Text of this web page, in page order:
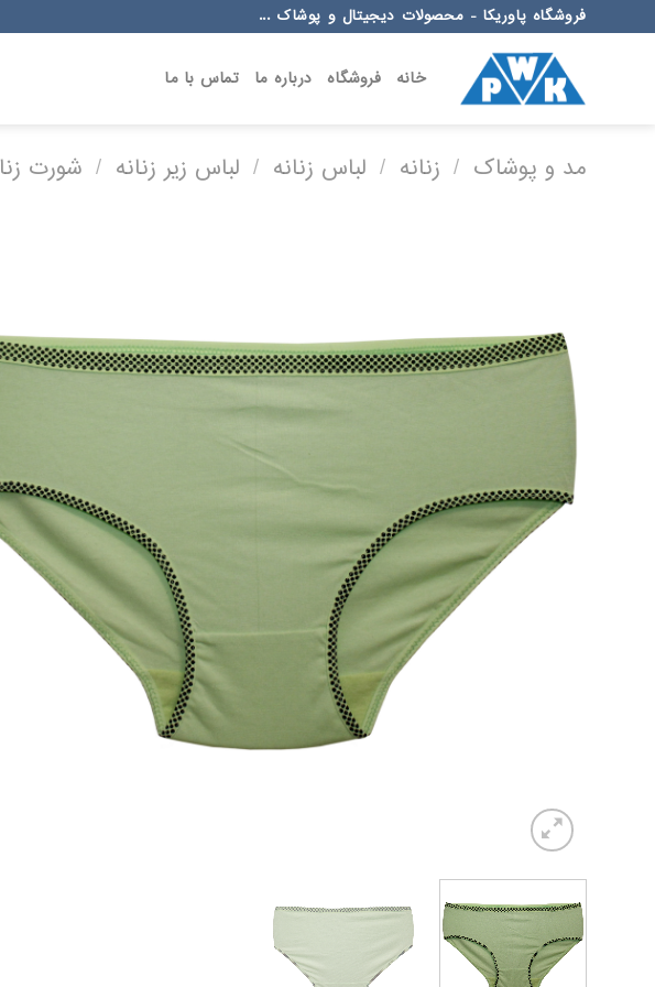
to
فروشگاه پاوریکا - محصولات دیجیتال و پوشاک ...
خانه فروشگاه درباره ما تماس با ما
مد و پوشاک / زنانه / لباس زنانه / لباس زیر زنانه / شورت